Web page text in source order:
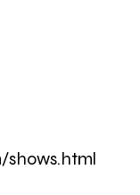
shows.html